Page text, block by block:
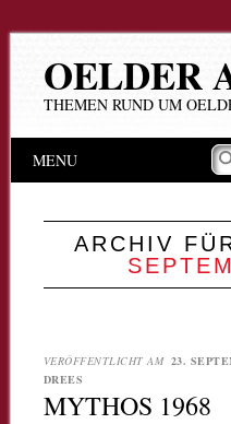
OELDER
THEMEN RUND UM
Hauptmenü
Inhalt
MENU
ARCHIV
VERÖFFENTLICHT AM 23.
DREES
MYTHOS 1968